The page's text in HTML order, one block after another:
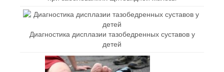
Диагностика дисплазии тазобедренных суставов у
детей